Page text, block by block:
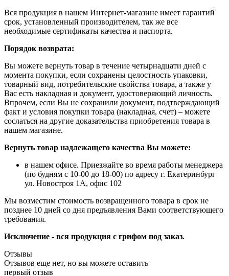
Вся продукция в нашем Интернет-магазине имеет гарантий
срок, установленный производителем, так же все
необходимые сертификаты качества и паспорта.
Порядок возврата:
Вы можете вернуть товар в течение четырнадцати дней с
момента покупки, если сохранены целостность упаковки,
товарный вид, потребительские свойства товара, а также у
Вас есть накладная и документ, удостоверяющий личность.
Впрочем, если Вы не сохранили документ, подтверждающий
факт и условия покупки товара (накладная, счет) – можете
сослаться на другие доказательства приобретения товара в
нашем магазине.
Вернуть товар надлежащего качества Вы можете:
в нашем офисе. Приезжайте во время работы менеджера
(по будням с 10-00 до 18-00) по адресу г. Екатеринбург
ул. Новостроя 1А, офис 102
Мы возместим стоимость возвращенного товара в срок не
позднее 10 дней со дня предъявления Вами соответствующего
требования.
Исключение - вся продукция с грифом под заказ.
Отзывы
Отзывов еще нет, но вы можете оставить
первый отзыв